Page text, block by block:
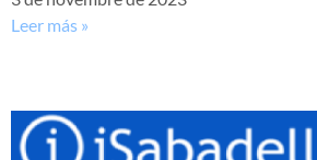
Leer más »